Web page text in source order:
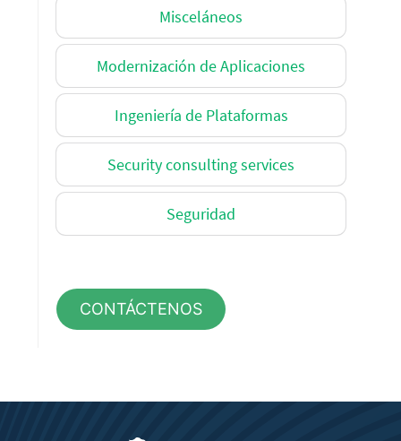
Misceláneos
Modernización de Aplicaciones
Ingeniería de Plataformas
Security consulting services
Seguridad
CONTÁCTENOS